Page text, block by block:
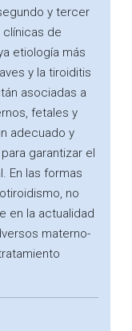
y tercer
de
etiología más
y la tiroiditis
asociadas a
fetales y
adecuado y
garantizar el
En las formas
no
en la actualidad
materno-